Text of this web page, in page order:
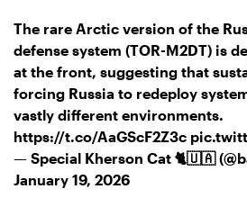
The rare Arctic version of the
defense system (TOR-M2DT) is
at the front, suggesting that
forcing Russia to redeploy
vastly different environments.
https://t.co/AaGScF2Z3c
— Special Kherson Cat 🐈🇺🇦
January 19, 2026